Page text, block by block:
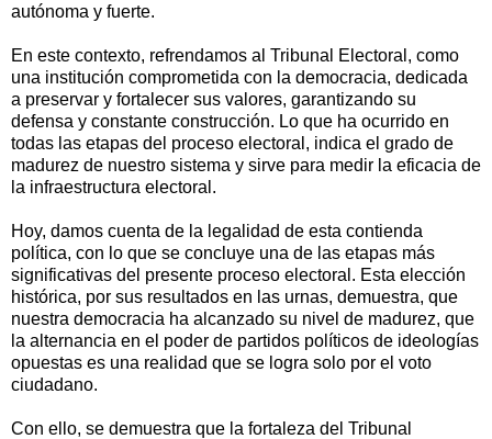
autónoma y fuerte.
En este contexto, refrendamos al Tribunal Electoral, como
una institución comprometida con la democracia, dedicada
a preservar y fortalecer sus valores, garantizando su
defensa y constante construcción. Lo que ha ocurrido en
todas las etapas del proceso electoral, indica el grado de
madurez de nuestro sistema y sirve para medir la eficacia de
la infraestructura electoral.
Hoy, damos cuenta de la legalidad de esta contienda
política, con lo que se concluye una de las etapas más
significativas del presente proceso electoral. Esta elección
histórica, por sus resultados en las urnas, demuestra, que
nuestra democracia ha alcanzado su nivel de madurez, que
la alternancia en el poder de partidos políticos de ideologías
opuestas es una realidad que se logra solo por el voto
ciudadano.
Con ello, se demuestra que la fortaleza del Tribunal